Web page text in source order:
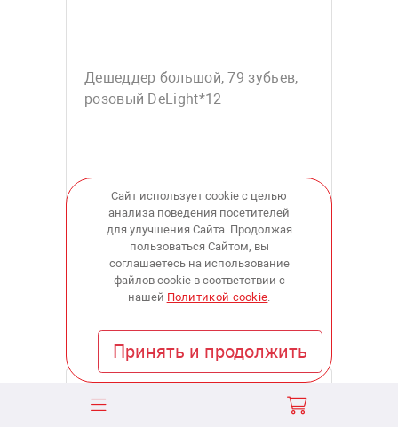
Дешеддер большой, 79 зубьев,
розовый DeLight*12
2 055
купить
в 8 магазинах
Сайт использует cookie с целью
анализа поведения посетителей
для улучшения Сайта. Продолжая
пользоваться Сайтом, вы
соглашаетесь на использование
файлов cookie в соответствии с
нашей Политикой cookie.
Принять и продолжить